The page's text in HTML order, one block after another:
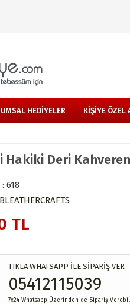
HEDİYELER KİŞİYE ÖZEL
Hakiki Deri
618
TL
TIKLA WHATSAPP İLE SİPARİŞ VER
05412115039
7x24 Whatsapp Üzerinden de Sipariş